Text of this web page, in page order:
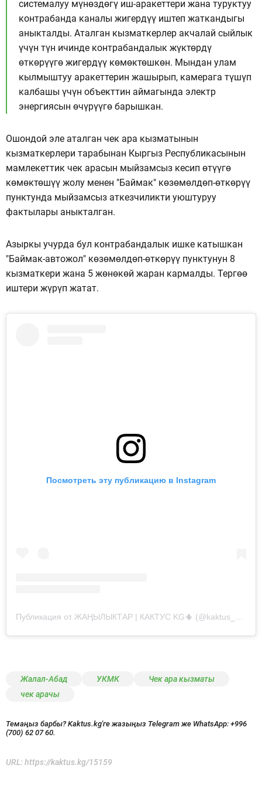
системалуу мүнөздөгү иш-аракеттери жана туруктуу
контрабанда каналы жигердүү иштеп жаткандыгы
аныкталды. Аталган кызматкерлер акчалай сыйлык
үчүн түн ичинде контрабандалык жүктөрдү
өткөрүүгө жигердүү көмөктөшкөн. Мындан улам
кылмыштуу аракеттерин жашырып, камерага түшүп
калбашы үчүн объекттин аймагында электр
энергиясын өчүрүүгө барышкан.
Ошондой эле аталган чек ара кызматынын
кызматкерлери тарабынан Кыргыз Республикасынын
мамлекеттик чек арасын мыйзамсыз кесип өтүүгө
көмөктөшүү жолу менен "Баймак" көзөмөлдөп-өткөрүү
пунктунда мыйзамсыз аткезчиликти уюштуруу
фактылары аныкталган.
Азыркы учурда бул контрабандалык ишке катышкан
"Баймак-автожол" көзөмөлдөп-өткөрүү пунктунун 8
кызматкери жана 5 жөнөкөй жаран кармалды. Тергөө
иштери жүрүп жатат.
Посмотреть эту публикацию в Instagram
Публикация от ЖАҢЫЛЫКТАР | КАКТУС KG🌵 (@kaktus__kg)
Жалал-Абад УКМК
Чек ара кызматы
чек арачы
Темаңыз барбы? Kaktus.kg'ге жазыңыз Telegram же WhatsApp: +996
(700) 62 07 60.
URL: https://kaktus.kg/15159